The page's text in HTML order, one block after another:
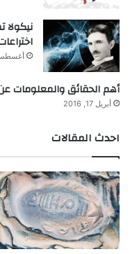
أغسطس 12,
أهم الحقائق والمعلومات
أبريل 17, 2016
احدث المقالات